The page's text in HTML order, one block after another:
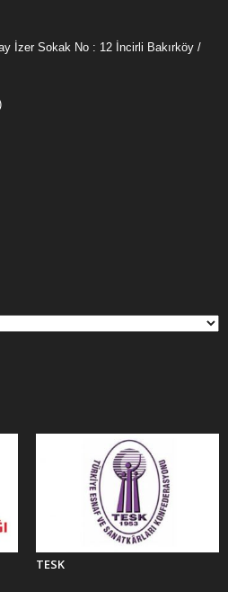
İzer Sokak No : 12 İncirli Bakırköy /
TESK